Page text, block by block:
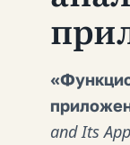
and Its